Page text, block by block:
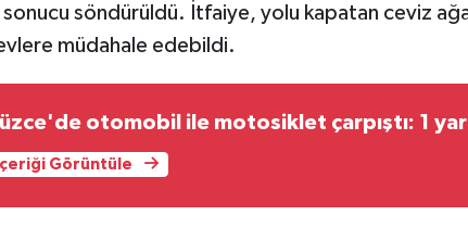
sonucu söndürüldü. İtfaiye, yolu kapatan ceviz
müdahale edebildi.
otomobil ile motosiklet çarpıştı: 1
İçeriği Görüntüle